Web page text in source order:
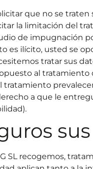
que no se
la limitación del
de impugnación
es ilícito, usted se
tratar sus
al
tratamiento
a que le
SL recogemos,